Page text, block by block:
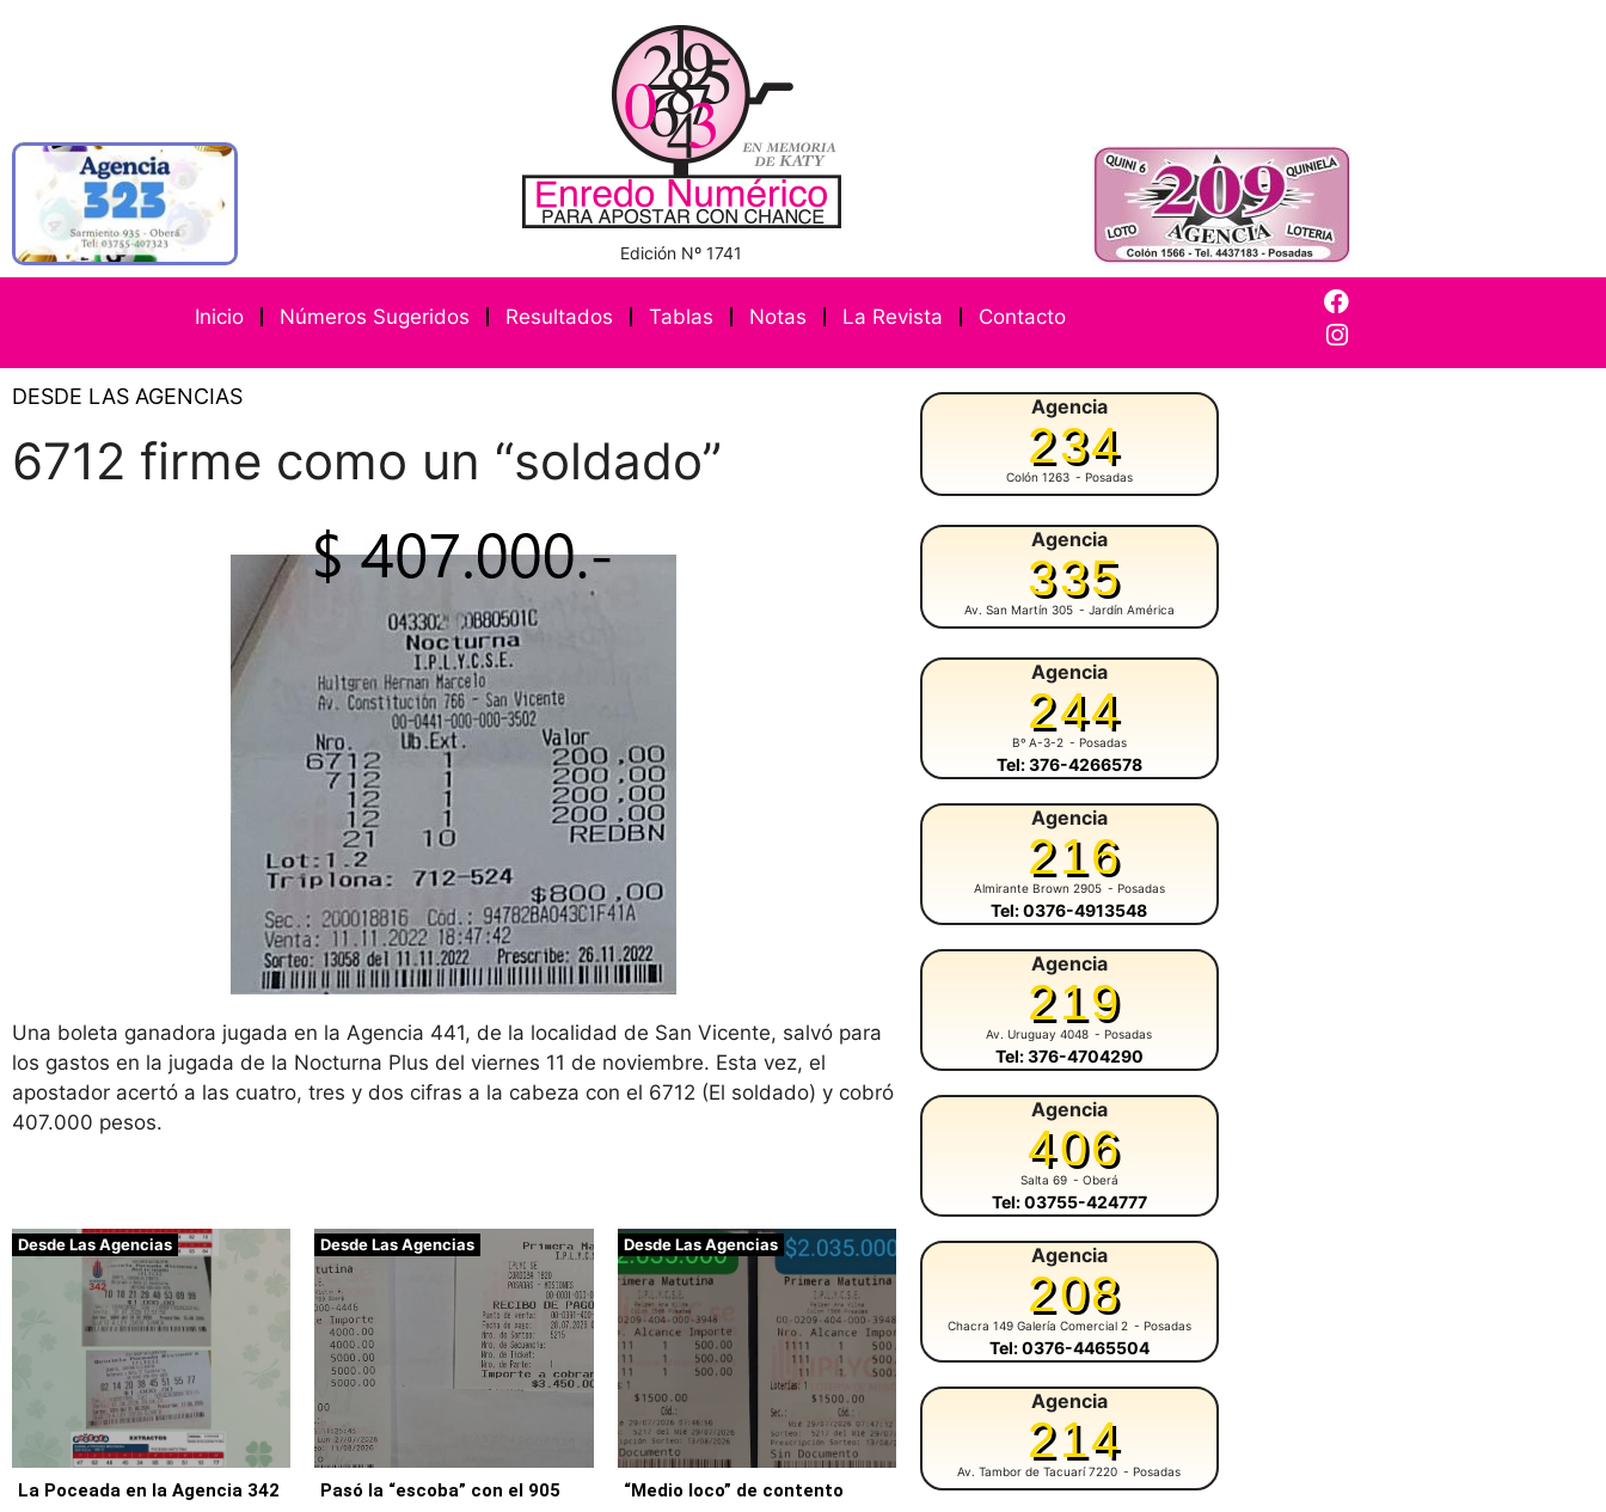
Edición Nº 1741
Inicio Números Sugeridos Resultados Tablas Notas La Revista Contacto
DESDE LAS AGENCIAS
6712 firme como un “soldado”
Una boleta ganadora jugada en la Agencia 441, de la localidad de San Vicente, salvó para
los gastos en la jugada de la Nocturna Plus del viernes 11 de noviembre. Esta vez, el
apostador acertó a las cuatro, tres y dos cifras a la cabeza con el 6712 (El soldado) y cobró
407.000 pesos.
Desde Las Agencias
La Poceada en la Agencia 342
Desde Las Agencias
Pasó la “escoba” con el 905
Desde Las Agencias
“Medio loco” de contento
Agencia
234
Colón 1263 - Posadas
Agencia
335
Av. San Martín 305 - Jardín América
Agencia
244
Bº A-3-2 - Posadas
Tel: 376-4266578
Agencia
216
Almirante Brown 2905 - Posadas
Tel: 0376-4913548
Agencia
219
Av. Uruguay 4048 - Posadas
Tel: 376-4704290
Agencia
406
Salta 69 - Oberá
Tel: 03755-424777
Agencia
208
Chacra 149 Galería Comercial 2 - Posadas
Tel: 0376-4465504
Agencia
214
Av. Tambor de Tacuarí 7220 - Posadas